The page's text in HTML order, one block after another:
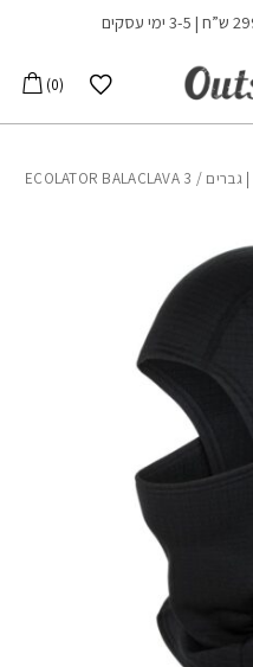
הרשימה שלי
0
/ ECOLATOR BALACLAVA 3